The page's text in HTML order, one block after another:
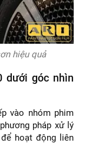
hiệu quả
dưới góc nhìn
vào nhóm phim
pháp xử lý
hoạt động liên